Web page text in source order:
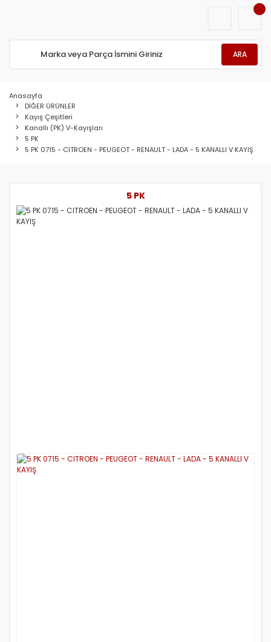
ARA
Anasayfa
DİĞER ÜRÜNLER
Kayış Çeşitleri
Kanallı (PK) V-Kayışları
5 PK
5 PK 0715 - CITROEN - PEUGEOT - RENAULT - LADA - 5 KANALLI V KAYIŞ
5 PK